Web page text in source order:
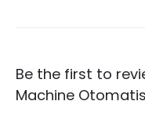
Be the first to
Machine